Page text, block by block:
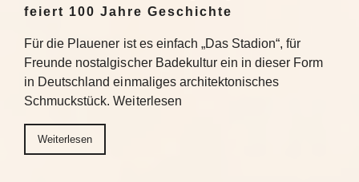
feiert 100 Jahre Geschichte
Für die Plauener ist es einfach „Das Stadion“, für
Freunde nostalgischer Badekultur ein in dieser Form
in Deutschland einmaliges architektonisches
Schmuckstück. Weiterlesen
Weiterlesen